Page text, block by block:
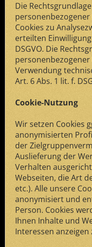
Die
Cookies zu
erteilten
DSGVO. Die
Verwendung
Art. 6 Abs. 1 lit. f.
Cookie-Nutzung
Wir setzen Cookies
anonymisierten
der
Auslieferung der
Verhalten
Webseiten, die Art
etc.). Alle unsere
anonymisiert und
Person. Cookies
Ihnen Inhalte und
Interessen anzeigen